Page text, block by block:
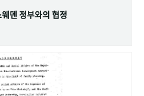
덴 정부와의 협정